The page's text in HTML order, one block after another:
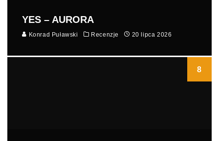
YES – AURORA
Konrad Puławski Recenzje 20 lipca 2026
8